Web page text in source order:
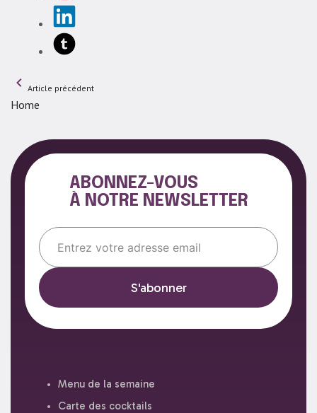
Navigation
de
Article précédent
Home
ABONNEZ-VOUS
À NOTRE NEWSLETTER
Menu de la semaine
Carte des cocktails